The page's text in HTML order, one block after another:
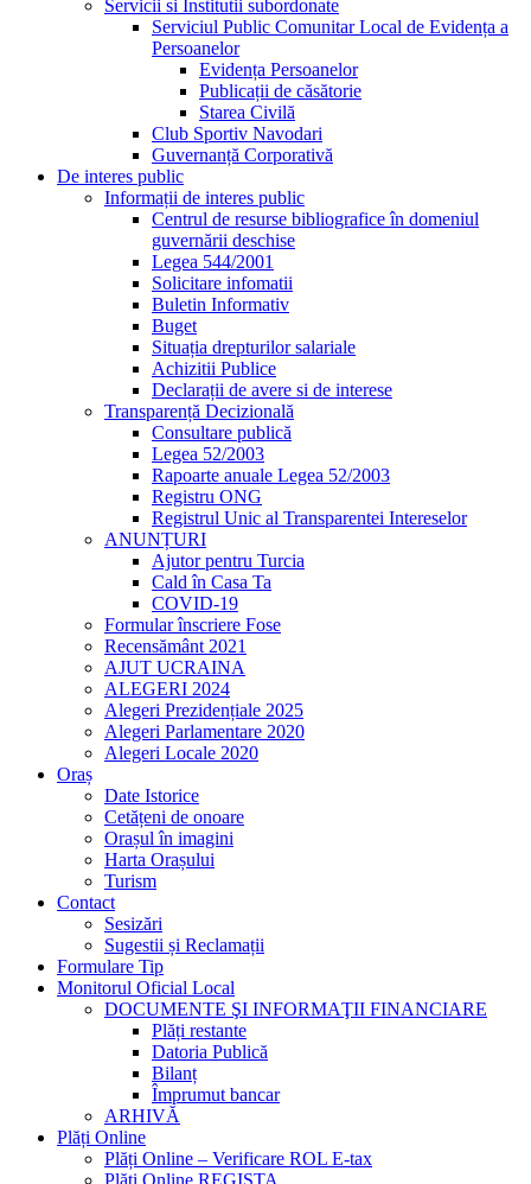
Servicii si Institutii subordonate
Serviciul Public Comunitar Local de Evidența a
Persoanelor
Evidența Persoanelor
Publicații de căsătorie
Starea Civilă
Club Sportiv Navodari
Guvernanță Corporativă
De interes public
Informații de interes public
Centrul de resurse bibliografice în domeniul
guvernării deschise
Legea 544/2001
Solicitare infomatii
Buletin Informativ
Buget
Situația drepturilor salariale
Achizitii Publice
Declarații de avere si de interese
Transparență Decizională
Consultare publică
Legea 52/2003
Rapoarte anuale Legea 52/2003
Registru ONG
Registrul Unic al Transparentei Intereselor
ANUNȚURI
Ajutor pentru Turcia
Cald în Casa Ta
COVID-19
Formular înscriere Fose
Recensământ 2021
AJUT UCRAINA
ALEGERI 2024
Alegeri Prezidențiale 2025
Alegeri Parlamentare 2020
Alegeri Locale 2020
Oraș
Date Istorice
Cetățeni de onoare
Orașul în imagini
Harta Orașului
Turism
Contact
Sesizări
Sugestii și Reclamații
Formulare Tip
Monitorul Oficial Local
DOCUMENTE ŞI INFORMAŢII FINANCIARE
Plăți restante
Datoria Publică
Bilanț
Împrumut bancar
ARHIVĂ
Plăți Online
Plăți Online – Verificare ROL E-tax
Plăți Online REGISTA